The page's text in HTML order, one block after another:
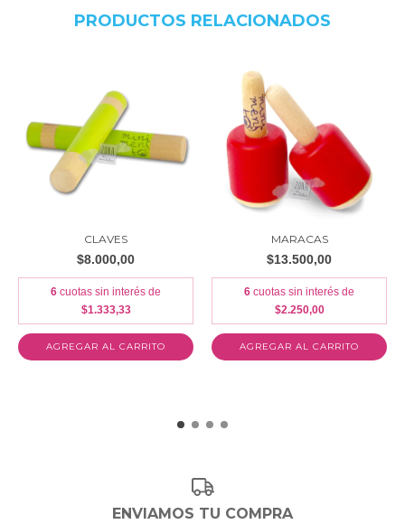
PRODUCTOS RELACIONADOS
CLAVES
$8.000,00
6 cuotas sin interés de
$1.333,33
MARACAS
$13.500,00
6 cuotas sin interés de
$2.250,00
ENVIAMOS TU COMPRA